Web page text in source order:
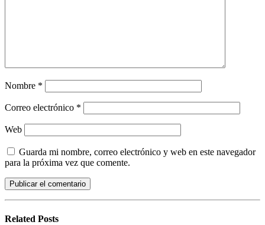
Nombre *
Correo electrónico *
Web
Guarda mi nombre, correo electrónico y web en este navegador
para la próxima vez que comente.
Related Posts